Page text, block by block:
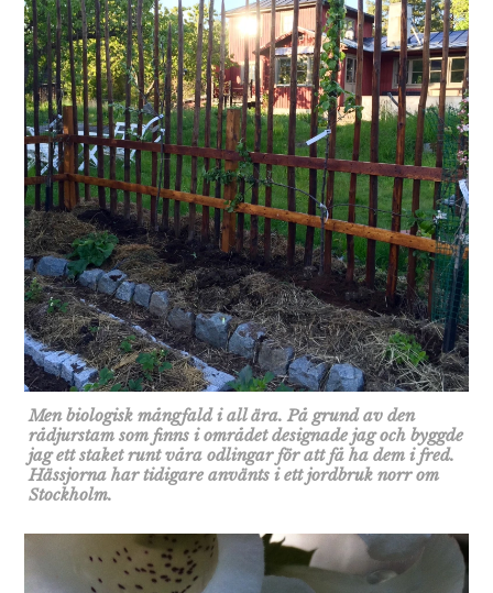
Men biologisk mångfald i all ära. På grund av den
rådjurstam som finns i området designade jag och byggde
jag ett staket runt våra odlingar för att få ha dem i fred.
Hässjorna har tidigare använts i ett jordbruk norr om
Stockholm.